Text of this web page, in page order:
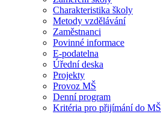
Charakteristika školy
Metody vzdělávání
Zaměstnanci
Povinné informace
E-podatelna
Úřední deska
Projekty
Provoz MŠ
Denní program
Kritéria pro přijímání do MŠ